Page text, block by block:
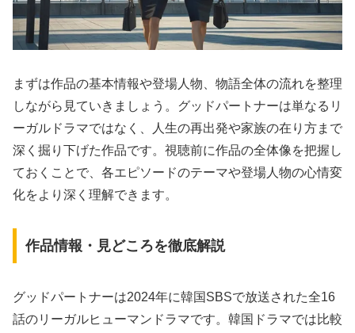
まずは作品の基本情報や登場人物、物語全体の流れを整理
しながら見ていきましょう。グッドパートナーは単なるリ
ーガルドラマではなく、人生の再出発や家族の在り方まで
深く掘り下げた作品です。視聴前に作品の全体像を把握し
ておくことで、各エピソードのテーマや登場人物の心情変
化をより深く理解できます。
作品情報・見どころを徹底解説
グッドパートナーは2024年に韓国SBSで放送された全16
話のリーガルヒューマンドラマです。韓国ドラマでは比較